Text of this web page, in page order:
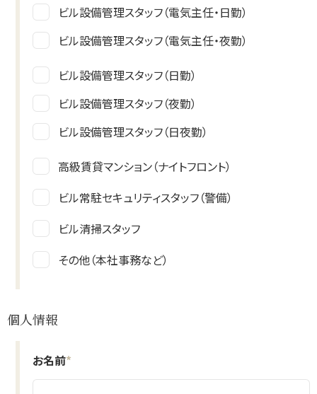
ビル設備管理スタッフ（電気主任・日勤）
ビル設備管理スタッフ（電気主任・夜勤）
ビル設備管理スタッフ（日勤）
ビル設備管理スタッフ（夜勤）
ビル設備管理スタッフ（日夜勤）
高級賃貸マンション（ナイトフロント）
ビル常駐セキュリティスタッフ（警備）
ビル清掃スタッフ
その他（本社事務など）
個人情報
お名前*